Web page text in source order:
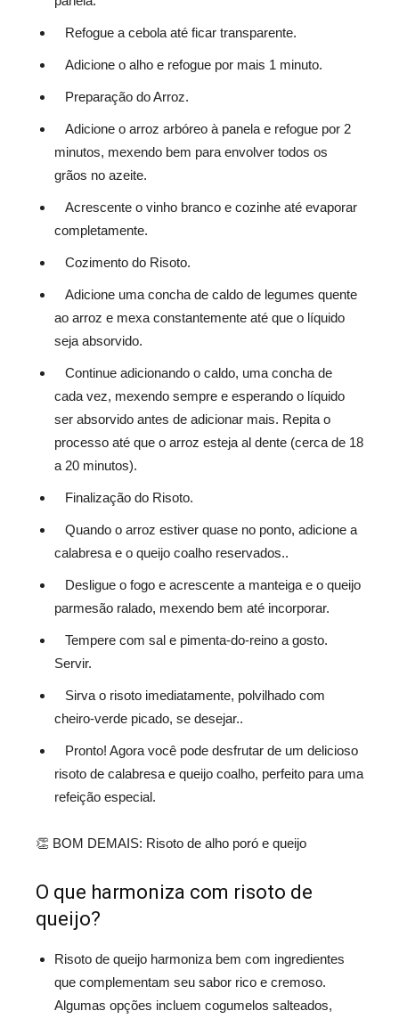
Refogue a cebola até ficar transparente.
Adicione o alho e refogue por mais 1 minuto.
Preparação do Arroz.
Adicione o arroz arbóreo à panela e refogue por 2
minutos, mexendo bem para envolver todos os
grãos no azeite.
Acrescente o vinho branco e cozinhe até evaporar
completamente.
Cozimento do Risoto.
Adicione uma concha de caldo de legumes quente
ao arroz e mexa constantemente até que o líquido
seja absorvido.
Continue adicionando o caldo, uma concha de
cada vez, mexendo sempre e esperando o líquido
ser absorvido antes de adicionar mais. Repita o
processo até que o arroz esteja al dente (cerca de 18
a 20 minutos).
Finalização do Risoto.
Quando o arroz estiver quase no ponto, adicione a
calabresa e o queijo coalho reservados..
Desligue o fogo e acrescente a manteiga e o queijo
parmesão ralado, mexendo bem até incorporar.
Tempere com sal e pimenta-do-reino a gosto.
Servir.
Sirva o risoto imediatamente, polvilhado com
cheiro-verde picado, se desejar..
Pronto! Agora você pode desfrutar de um delicioso
risoto de calabresa e queijo coalho, perfeito para uma
refeição especial.
👏 BOM DEMAIS: Risoto de alho poró e queijo
O que harmoniza com risoto de
queijo?
Risoto de queijo harmoniza bem com ingredientes
que complementam seu sabor rico e cremoso.
Algumas opções incluem cogumelos salteados,